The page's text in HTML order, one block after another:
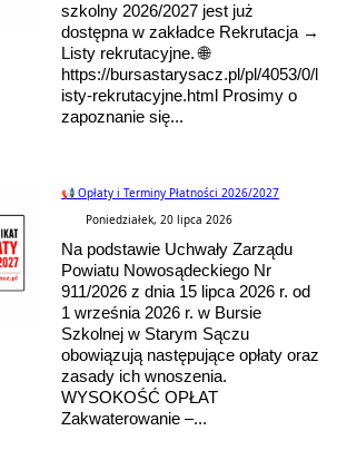
szkolny 2026/2027 jest już
dostępna w zakładce Rekrutacja →
Listy rekrutacyjne. 🌐
https://bursastarysacz.pl/pl/4053/0/l
isty-rekrutacyjne.html Prosimy o
zapoznanie się...
📢 Opłaty i Terminy Płatności 2026/2027
Poniedziałek, 20 lipca 2026
Na podstawie Uchwały Zarządu
Powiatu Nowosądeckiego Nr
911/2026 z dnia 15 lipca 2026 r. od
1 września 2026 r. w Bursie
Szkolnej w Starym Sączu
obowiązują następujące opłaty oraz
zasady ich wnoszenia.
WYSOKOŚĆ OPŁAT
Zakwaterowanie –...